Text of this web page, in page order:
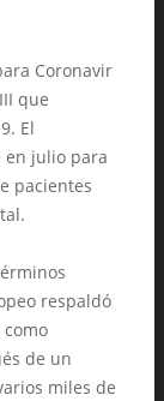
Coronavir
que
El
en julio para
pacientes
respaldó
de un
miles de